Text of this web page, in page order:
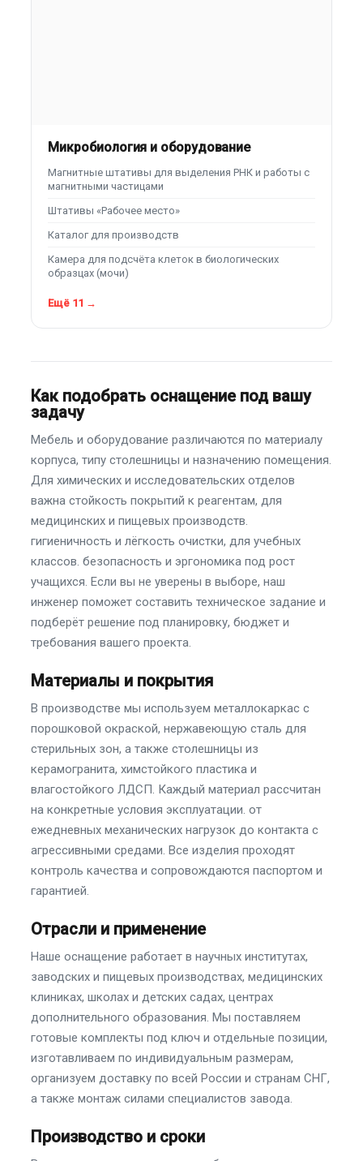
Микробиология и оборудование
Магнитные штативы для выделения РНК и работы с
магнитными частицами
Штативы «Рабочее место»
Каталог для производств
Камера для подсчёта клеток в биологических
образцах (мочи)
Ещё 11 →
Как подобрать оснащение под вашу
задачу
Мебель и оборудование различаются по материалу
корпуса, типу столешницы и назначению помещения.
Для химических и исследовательских отделов
важна стойкость покрытий к реагентам, для
медицинских и пищевых производств.
гигиеничность и лёгкость очистки, для учебных
классов. безопасность и эргономика под рост
учащихся. Если вы не уверены в выборе, наш
инженер поможет составить техническое задание и
подберёт решение под планировку, бюджет и
требования вашего проекта.
Материалы и покрытия
В производстве мы используем металлокаркас с
порошковой окраской, нержавеющую сталь для
стерильных зон, а также столешницы из
керамогранита, химстойкого пластика и
влагостойкого ЛДСП. Каждый материал рассчитан
на конкретные условия эксплуатации. от
ежедневных механических нагрузок до контакта с
агрессивными средами. Все изделия проходят
контроль качества и сопровождаются паспортом и
гарантией.
Отрасли и применение
Наше оснащение работает в научных институтах,
заводских и пищевых производствах, медицинских
клиниках, школах и детских садах, центрах
дополнительного образования. Мы поставляем
готовые комплекты под ключ и отдельные позиции,
изготавливаем по индивидуальным размерам,
организуем доставку по всей России и странам СНГ,
а также монтаж силами специалистов завода.
Производство и сроки